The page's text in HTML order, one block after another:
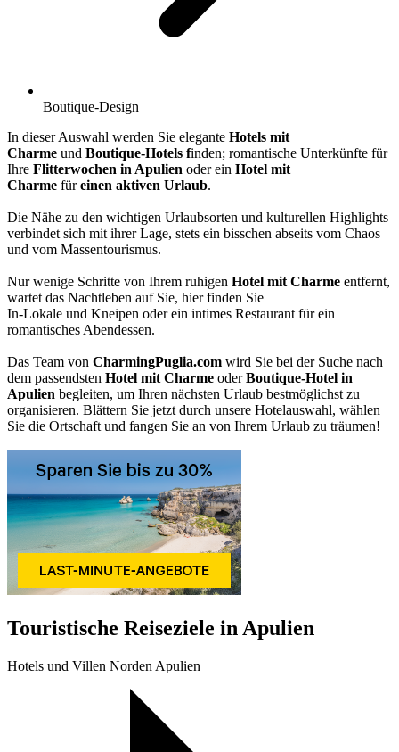
Boutique-Design
In dieser Auswahl werden Sie elegante Hotels mit
Charme und Boutique-Hotels finden; romantische Unterkünfte für
Ihre Flitterwochen in Apulien oder ein Hotel mit
Charme füreinen aktiven Urlaub.
Die Nähe zu den wichtigen Urlaubsorten und kulturellen Highlights
verbindet sich mit ihrer Lage, stets ein bisschen abseits vom Chaos
und vom Massentourismus.
Nur wenige Schritte von Ihrem ruhigen Hotel mit Charme entfernt,
wartet das Nachtleben auf Sie, hier finden Sie
In-Lokale und Kneipen oder ein intimes Restaurant für ein
romantisches Abendessen.
Das Team von CharmingPuglia.com wird Sie bei der Suche nach
dem passendsten Hotel mit Charme oderBoutique-Hotel in
Apulien begleiten, um Ihren nächsten Urlaub bestmöglichst zu
organisieren. Blättern Sie jetzt durch unsere Hotelauswahl, wählen
Sie die Ortschaft und fangen Sie an von Ihrem Urlaub zu träumen!
Touristische Reiseziele in Apulien
Hotels und Villen Norden Apulien